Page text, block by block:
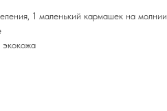
1 маленький кармашек на молнии